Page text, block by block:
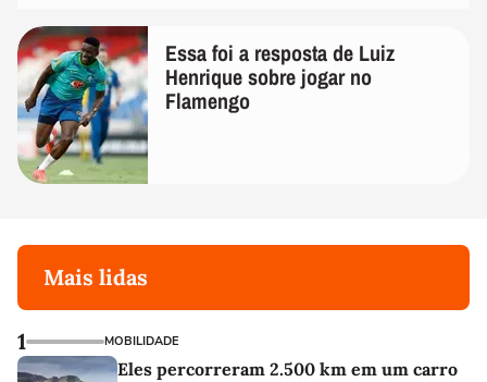
Essa foi a resposta de Luiz
Henrique sobre jogar no
Flamengo
Mais lidas
1 MOBILIDADE
Eles percorreram 2.500 km em um carro